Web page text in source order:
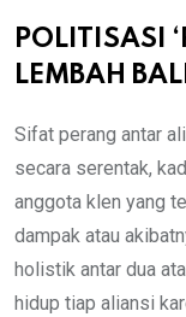
POLITISASI
LEMBAH
Sifat perang antar
secara serentak,
anggota klen yang
dampak atau
holistik antar dua
hidup tiap aliansi